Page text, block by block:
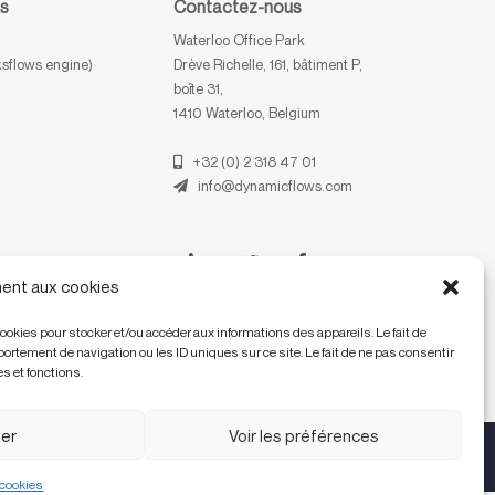
aux cookies
pour stocker et/ou accéder aux informations des appareils. Le fait de
de navigation ou les ID uniques sur ce site. Le fait de ne pas consentir
et fonctions.
Voir les préférences
engine)
Contactez-nous
Waterloo Office Park
Drève Richelle, 161, bâtiment P,
boîte 31,
1410 Waterloo, Belgium
+32 (0) 2 318 47 01
info@dynamicflows.com